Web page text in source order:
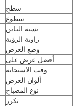
سطح
سطوع
نسبة التباين
زاوية الرؤية
وضع العرض
أفضل عرض على
وقت الاستجابة
ألوان العرض
نوع المصباح
تكرر